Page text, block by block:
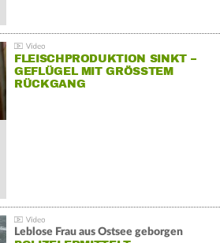
FLEISCHPRODUKTION SINKT –
GEFLÜGEL MIT GRÖSSTEM R
ÜCKGANG
Leblose Frau aus Ostsee geborgen